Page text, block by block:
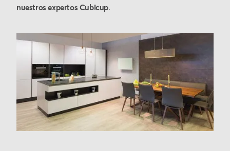
nuestros expertos Cubicup.